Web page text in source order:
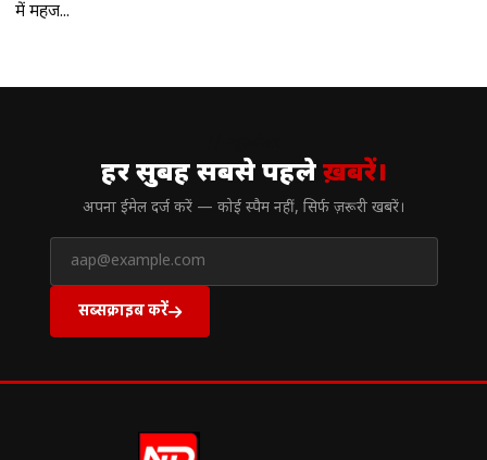
में महज...
हर सुबह सबसे पहलेख़बरें।
अपना ईमेल दर्ज करें — कोई स्पैम नहीं, सिर्फ ज़रूरी खबरें।
सब्सक्राइब करें